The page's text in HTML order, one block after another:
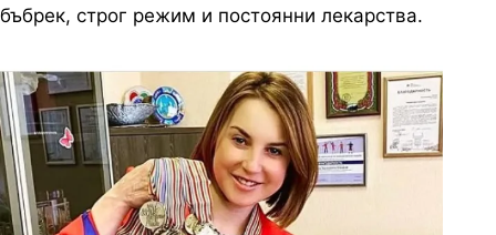
бъбрек, строг режим и постоянни лекарства.